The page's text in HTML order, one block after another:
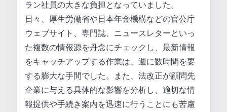
ラン社員の大きな負担となっていました。
日々、厚生労働省や日本年金機構などの官公庁
ウェブサイト、専門誌、ニュースレターといっ
た複数の情報源を丹念にチェックし、最新情報
をキャッチアップする作業は、週に数時間を要
する膨大な手間でした。また、法改正が顧問先
企業に与える具体的な影響を分析し、適切な情
報提供や手続き案内を迅速に行うことにも苦慮